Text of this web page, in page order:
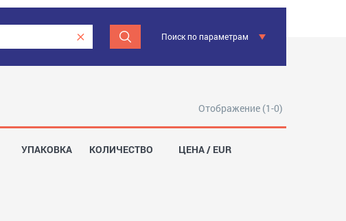
Поиск по параметрам
Отображение (1-0)
УПАКОВКА КОЛИЧЕСТВО ЦЕНА / EUR